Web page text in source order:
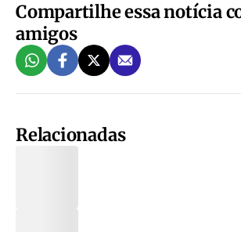
Compartilhe essa notícia
amigos
Relacionadas